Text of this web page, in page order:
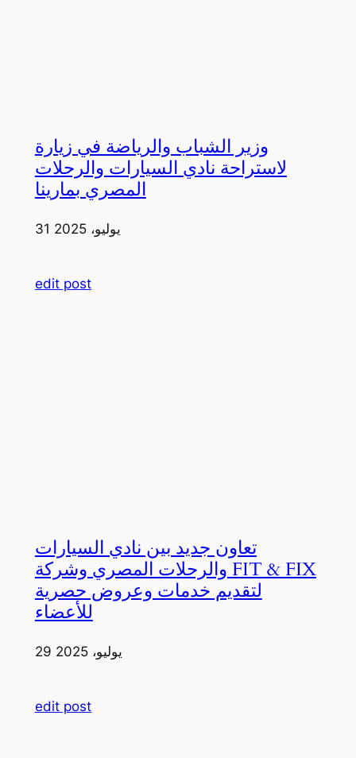
وزير الشباب والرياضة في زيارة
لاستراحة نادي السيارات والرحلات
المصري بمارينا
31 يوليو، 2025
edit post
تعاون جديد بين نادي السيارات
والرحلات المصري وشركة FIT & FIX
لتقديم خدمات وعروض حصرية
للأعضاء
29 يوليو، 2025
edit post